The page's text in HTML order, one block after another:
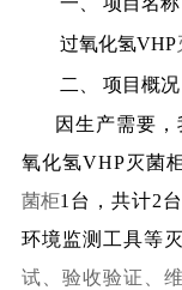
过氧化氢VHP
二、 项目概况
因生产需要
氧化氢VHP灭菌
菌柜1 台，共计2
环境监测工具等
试、验收验证、